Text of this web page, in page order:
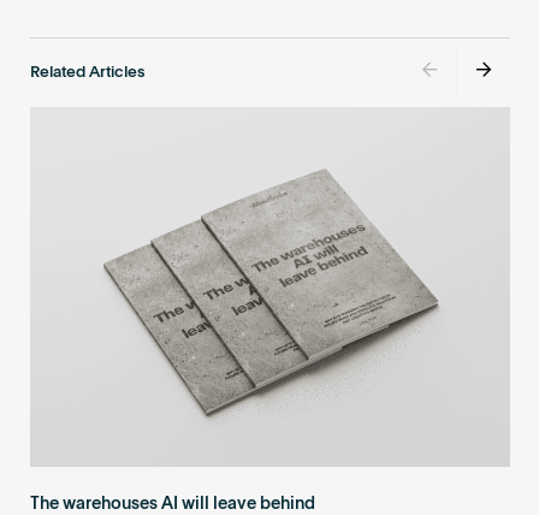
Related Articles
The warehouses AI will leave behind